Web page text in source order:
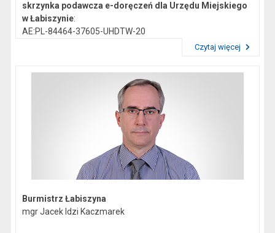
skrzynka podawcza e-doręczeń dla Urzędu Miejskiego
w Łabiszynie:
AE:PL-84464-37605-UHDTW-20
skrzynka podawcza epuap:
Czytaj więcej
Burmistrz Łabiszyna
mgr Jacek Idzi Kaczmarek